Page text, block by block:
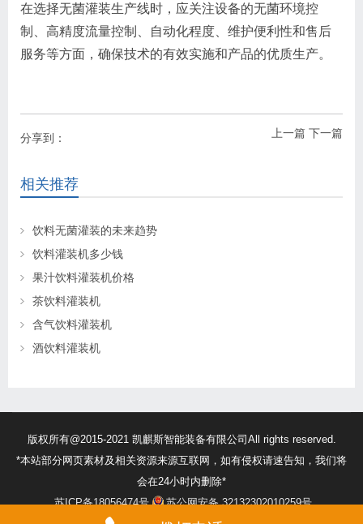
在选择无菌灌装生产线时，应关注设备的无菌环境控
制、高精度流量控制、自动化程度、维护便利性和售后
服务等方面，确保技术的有效实施和产品的优质生产。
上一篇 下一篇
分享到：
相关推荐
饮料无菌灌装的未来趋势
饮料灌装机多少钱
果汁饮料灌装机价格
茶饮料灌装机
含气饮料灌装机
酒饮料灌装机
版权所有@2015-2021 凯麒斯智能装备有限公司All rights reserved.
*本站部分网页素材及相关资源来源互联网，如有侵权请速告知，我们将
会在24小时内删除*
苏ICP备18056474号
苏公网安备 32132302010259号